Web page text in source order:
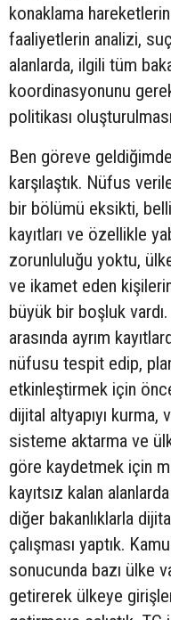
konaklama
faaliyetlerin analizi,
alanlarda, ilgili tüm
koordinasyonunu
politikası
Ben göreve
karşılaştık. Nüfus
bir bölümü eksikti, belli
kayıtları ve özellikle
zorunluluğu yoktu,
ve ikamet eden
büyük bir boşluk
arasında ayrım
nüfusu tespit edip,
etkinleştirmek için
dijital altyapıyı kurma,
sisteme aktarma ve
göre kaydetmek için
kayıtsız kalan
diğer bakanlıklarla
çalışması yaptık.
sonucunda bazı ülke
getirerek ülkeye